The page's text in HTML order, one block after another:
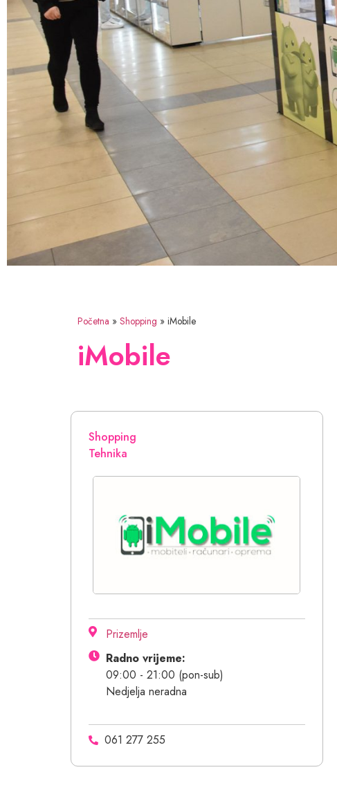
Početna » Shopping » iMobile
iMobile
Shopping
Tehnika
Prizemlje
Radno vrijeme:
09:00 - 21:00 (pon-sub)
Nedjelja neradna
061 277 255